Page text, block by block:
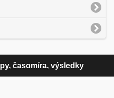
časomíra, výsledky